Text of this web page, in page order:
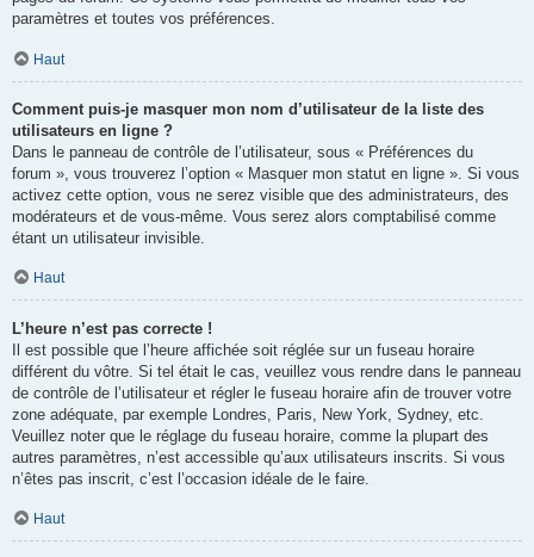
paramètres et toutes vos préférences.
Haut
Comment puis-je masquer mon nom d’utilisateur de la liste des
utilisateurs en ligne ?
Dans le panneau de contrôle de l’utilisateur, sous « Préférences du
forum », vous trouverez l’option « Masquer mon statut en ligne ». Si vous
activez cette option, vous ne serez visible que des administrateurs, des
modérateurs et de vous-même. Vous serez alors comptabilisé comme
étant un utilisateur invisible.
Haut
L’heure n’est pas correcte !
Il est possible que l’heure affichée soit réglée sur un fuseau horaire
différent du vôtre. Si tel était le cas, veuillez vous rendre dans le panneau
de contrôle de l’utilisateur et régler le fuseau horaire afin de trouver votre
zone adéquate, par exemple Londres, Paris, New York, Sydney, etc.
Veuillez noter que le réglage du fuseau horaire, comme la plupart des
autres paramètres, n’est accessible qu’aux utilisateurs inscrits. Si vous
n’êtes pas inscrit, c’est l’occasion idéale de le faire.
Haut